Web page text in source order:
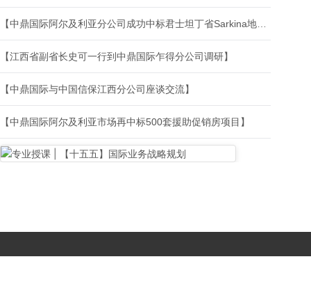
【中鼎国际阿尔及利亚分公司成功中标君士坦丁省Sarkina地区600套廉租房项目】
【江西省副省长史可一行到中鼎国际乍得分公司调研】
【中鼎国际与中国信保江西分公司座谈交流】
【中鼎国际阿尔及利亚市场再中标500套援助促销房项目】